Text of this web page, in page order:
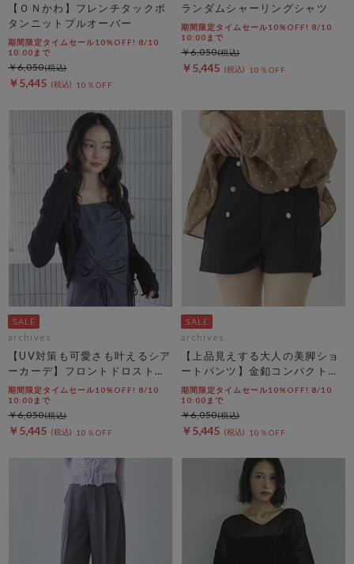
【ＯＮかわ】フレンチタックボ
タンニットプルオーバー
期間限定タイムセール10%OFF! 8/10
10:00まで
￥5,445 10％OFF
￥6,050
ランダムシャーリングシャツ
期間限定タイムセール10%OFF! 8/10
10:00まで
￥5,445 10％OFF
￥6,050
archives
【UV対策も可愛さも叶えるシア
ーカーデ】フロントドロストシ
アーニットカーディガン
期間限定タイムセール10%OFF! 8/10
10:00まで
￥5,445 10％OFF
￥6,050
archives
【上品見えする大人の美脚ショ
ートパンツ】金釦コンパクトシ
ョートパンツ
期間限定タイムセール10%OFF! 8/10
10:00まで
￥5,445 10％OFF
￥6,050